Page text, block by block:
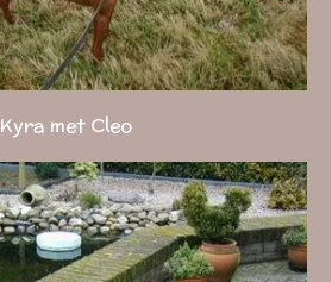
Kyra met Cleo